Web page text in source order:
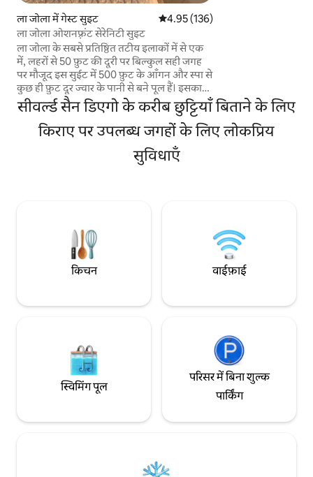
ला जोला में गेस्ट सुइट औसत रेटिंग 5 में से 4.95, 136 समीक्षाएँ
4.95 (136)
ला जोला ओशनफ़्रंट सेरेनिटी सुइट
ला जोला के सबसे प्रतिष्ठित तटीय इलाकों में से एक
में, लहरों से 50 फ़ुट की दूरी पर बिल्कुल सही जगह
पर मौजूद इस सुईट में 500 फ़ुट के आँगन और स्पा से
कुछ ही फ़ुट दूर ज्वार के पानी से बने पूल हैं। इसका
छोटा-सा 234 वर्ग फ़ुट का इंटीरियर निजी और
खुशनुमा है, जिसमें अंदर एक सुईट किंग बेड मौजूद
है। डाइनिंग टेबल और बाहर थोड़ा-बहुत खाना पकाने
की जगह, लेकिन ड्रेन में बिल्कुल भी खाने के स्क्रैप या
कॉफ़ी के चुरे न डालें। पास के पार्क से स्टोनी बीच तक
जाने की सुविधा, रेतीला समुद्र तट पास में, सिर पर
सीवर्ल्ड सैन डिएगो के करीब छुट्टियाँ बिताने के लिए
किराए पर उपलब्ध जगहों के लिए लोकप्रिय
सुविधाएँ
किचन वाईफ़ाई
स्विमिंग पूल
परिसर में बिना शुल्क
पार्किंग